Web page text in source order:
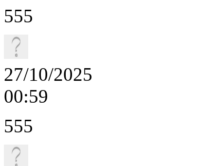
555
27/10/2025
00:59
555